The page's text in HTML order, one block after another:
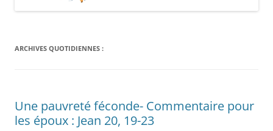
ARCHIVES QUOTIDIENNES :
Une pauvreté féconde- Commentaire pour
les époux : Jean 20, 19-23